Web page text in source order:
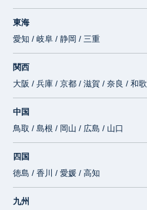
東海
愛知 / 岐阜 / 静岡 / 三重
関西
大阪 / 兵庫 / 京都 / 滋賀 / 奈良 / 和
中国
鳥取 / 島根 / 岡山 / 広島 / 山口
四国
徳島 / 香川 / 愛媛 / 高知
九州